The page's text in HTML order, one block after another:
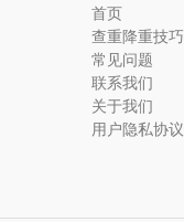
首页
查重降重技巧
常见问题
联系我们
关于我们
用户隐私协议